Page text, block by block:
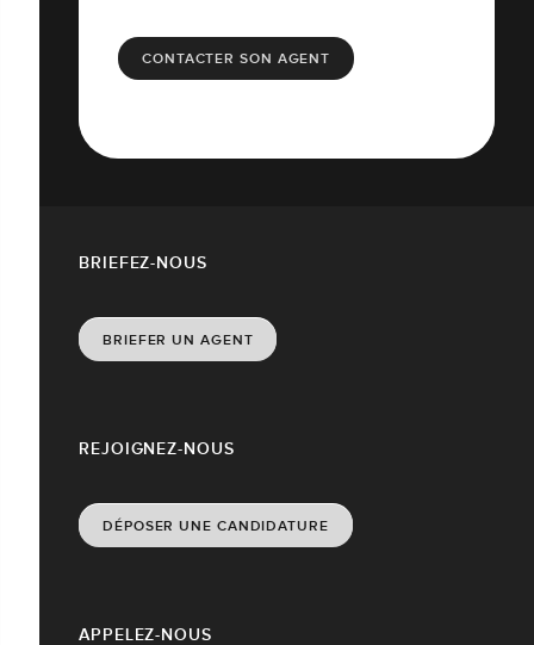
CONTACTER SON AGENT
REJOIGNEZ-NOUS
DÉPOSER UNE CANDIDATURE
APPELEZ-NOUS
BRIEFEZ-NOUS
BRIEFER UN AGENT